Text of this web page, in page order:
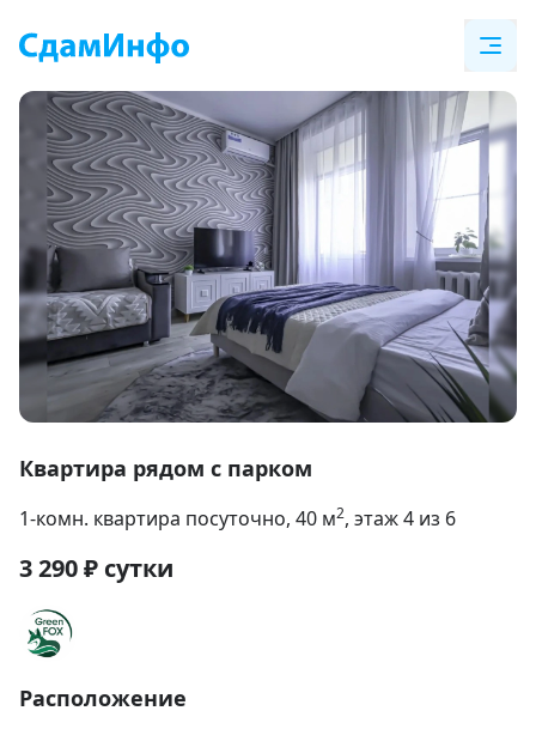
1
17
Квартира рядом с парком
1-комн. квартира посуточно, 40 м2, этаж 4 из 6
3 290₽ сутки
Расположение